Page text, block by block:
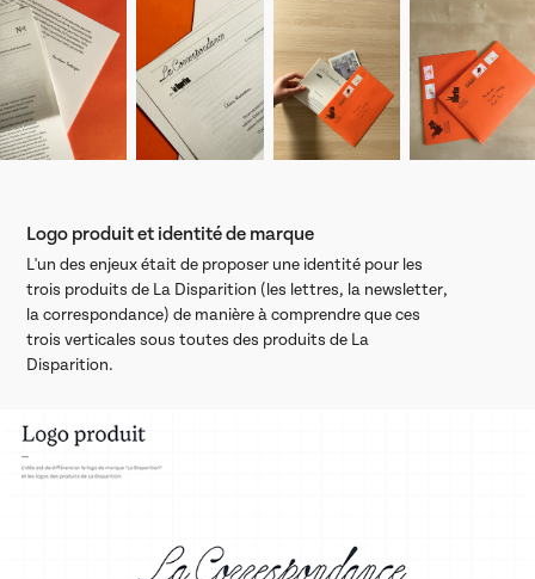
Logo produit et identité de marque
L'un des enjeux était de proposer une identité pour les
trois produits de La Disparition (les lettres, la newsletter,
la correspondance) de manière à comprendre que ces
trois verticales sous toutes des produits de La
Disparition.